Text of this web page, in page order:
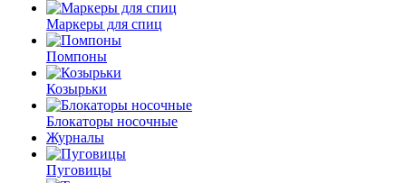
Маркеры для спиц
Помпоны
Козырьки
Блокаторы носочные
Журналы
Пуговицы